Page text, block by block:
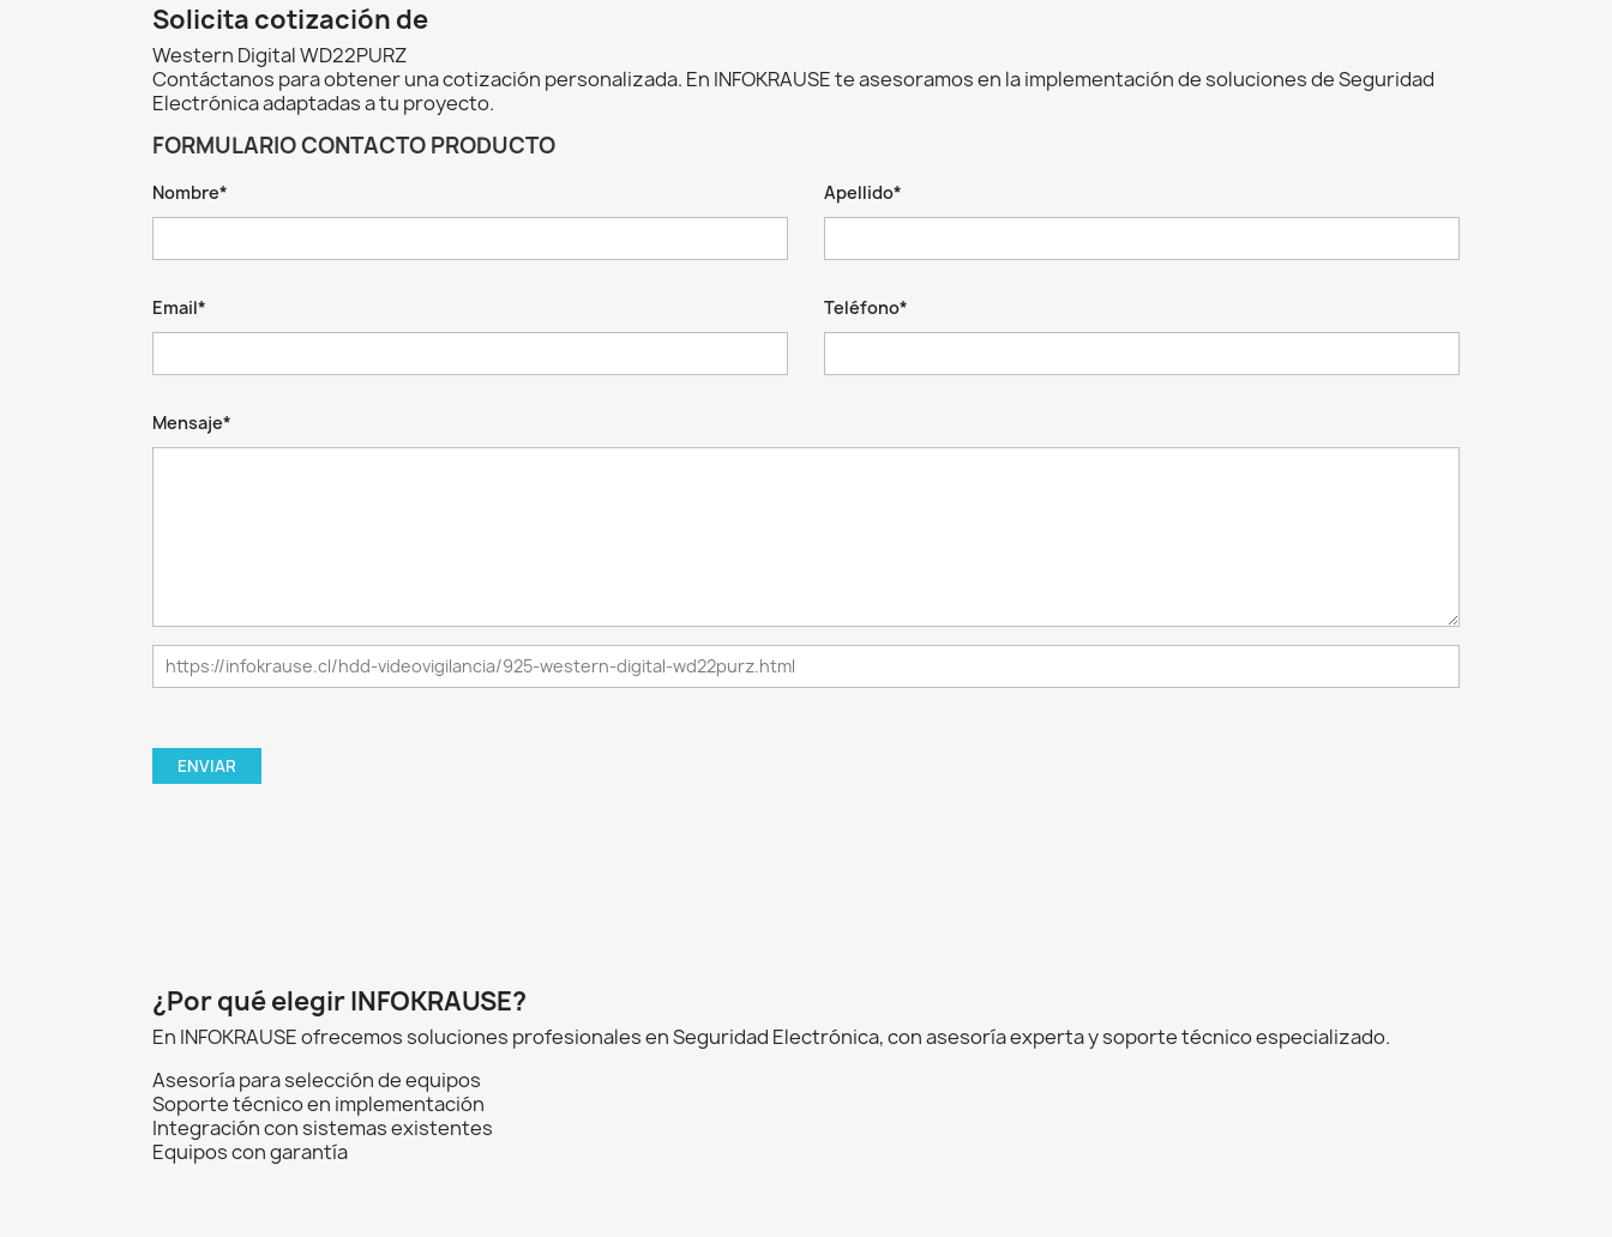
Solicita cotización de
Western Digital WD22PURZ
Contáctanos para obtener una cotización personalizada. En INFOKRAUSE te asesoramos en la implementación de soluciones de Seguridad
Electrónica adaptadas a tu proyecto.
FORMULARIO CONTACTO PRODUCTO
Nombre* Apellido*
Email* Teléfono*
Mensaje*
¿Por qué elegir INFOKRAUSE?
En INFOKRAUSE ofrecemos soluciones profesionales en Seguridad Electrónica, con asesoría experta y soporte técnico especializado.
Asesoría para selección de equipos
Soporte técnico en implementación
Integración con sistemas existentes
Equipos con garantía